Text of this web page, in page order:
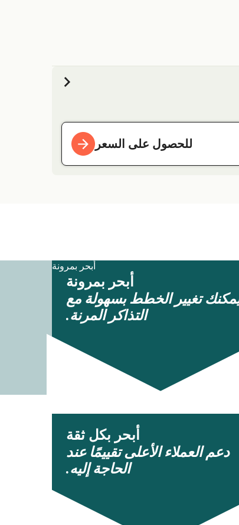
للحصول على السعر
أبحر بمرونة
تغيير الخطط بسهولة مع
التذاكر المرنة.
أبحر بكل ثقة
دعم العملاء الأعلى تقييمًا عند
الحاجة إليه.